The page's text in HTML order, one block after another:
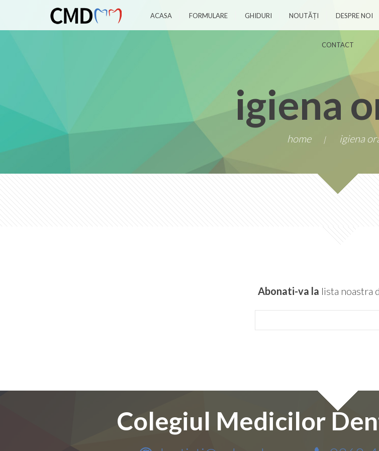
ACASA FORMULARE GHIDURI NOUTĂȚI DESPRE NOI
CONTACT
igiena
home | igiena
Abonati-va la lista noastra
Colegiul Medicilor